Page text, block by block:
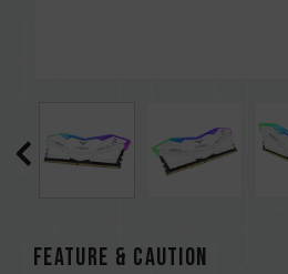
Feature & CAUTION